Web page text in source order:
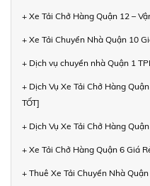
+ Xe Tải Chở Hàng Quận 12 –
+ Xe Tải Chuyển Nhà Quận 10
+ Dịch vụ chuyển nhà Quận 1
+ Dịch Vụ Xe Tải Chở Hàng
TỐT]
+ Dịch Vụ Xe Tải Chở Hàng
+ Xe Tải Chở Hàng Quận 6 Giá
+ Thuê Xe Tải Chuyển Nhà